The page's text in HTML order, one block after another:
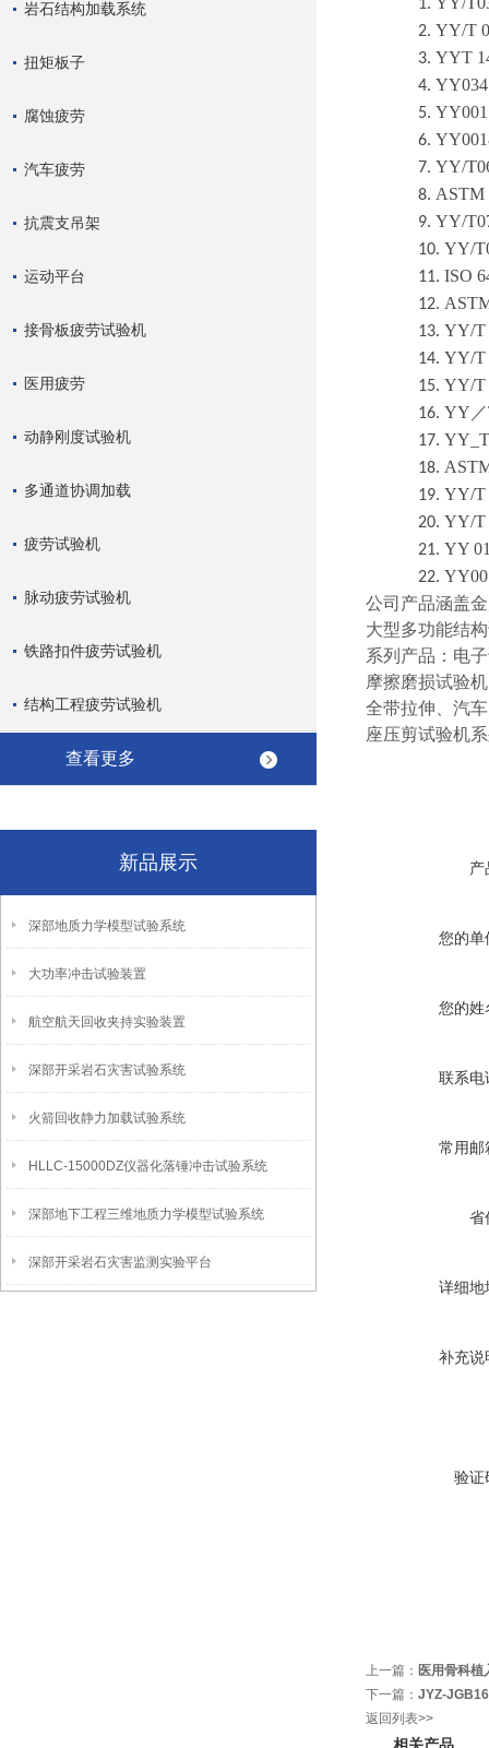
岩石结构加载系统
扭矩板子
腐蚀疲劳
汽车疲劳
抗震支吊架
运动平台
接骨板疲劳试验机
医用疲劳
动静刚度试验机
多通道协调加载
疲劳试验机
脉动疲劳试验机
铁路扣件疲劳试验机
结构工程疲劳试验机
查看更多
新品展示
深部地质力学模型试验系统
大功率冲击试验装置
航空航天回收夹持实验装置
深部开采岩石灾害试验系统
火箭回收静力加载试验系统
HLLC-15000DZ仪器化落锤冲击试验系统
深部地下工程三维地质力学模型试验系统
深部开采岩石灾害监测实验平台
1.
2. YY/T
3. YYT
4.
5.
6.
7. YY/
8. ASTM
9. YY/
10. YY/
11. ISO
12.
13. YY/T
14. YY/T
15. YY/T
16. YY ／
17.
18.
19. YY/T
20. YY/T
21. YY
22.
公司产品涵盖
大型多功能结
系列产品：电
摩擦磨损试验
全带拉伸、汽
座压剪试验机
产
您的单
您的姓
联系电
常用邮
省
详细地
补充说
验证
上一篇： 医用骨科植
下一篇： JYZ-
返回列表>>